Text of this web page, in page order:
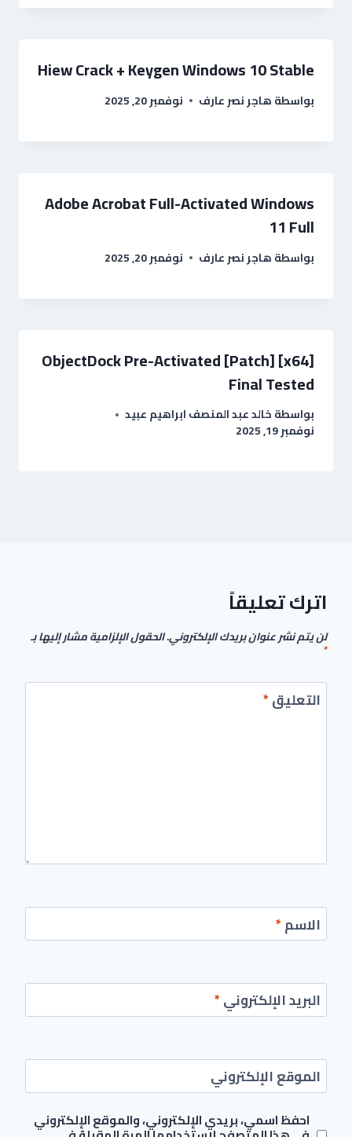
Hiew Crack + Keygen Windows 10 Stable
بواسطةهاجر نصر عارف نوفمبر 20, 2025
Adobe Acrobat Full-Activated Windows
11 Full
بواسطةهاجر نصر عارف نوفمبر 20, 2025
ObjectDock Pre-Activated [Patch] [x64]
Final Tested
بواسطةخالد عبد المنصف ابراهيم عبيد
نوفمبر 19, 2025
اترك تعليقاً
لن يتم نشر عنوان بريدك الإلكتروني.الحقول الإلزامية مشار إليها بـ
*
التعليق*
الاسم*
البريد الإلكتروني*
الموقع الإلكتروني
احفظ اسمي، بريدي الإلكتروني، والموقع الإلكتروني